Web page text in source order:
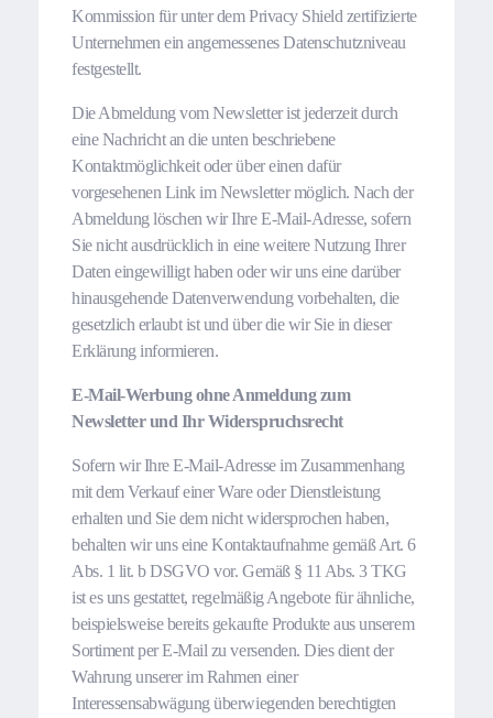
Kommission für unter dem Privacy Shield zertifizierte
Unternehmen ein angemessenes Datenschutzniveau
festgestellt.
Die Abmeldung vom Newsletter ist jederzeit durch
eine Nachricht an die unten beschriebene
Kontaktmöglichkeit oder über einen dafür
vorgesehenen Link im Newsletter möglich. Nach der
Abmeldung löschen wir Ihre E-Mail-Adresse, sofern
Sie nicht ausdrücklich in eine weitere Nutzung Ihrer
Daten eingewilligt haben oder wir uns eine darüber
hinausgehende Datenverwendung vorbehalten, die
gesetzlich erlaubt ist und über die wir Sie in dieser
Erklärung informieren.
E-Mail-Werbung ohne Anmeldung zum
Newsletter und Ihr Widerspruchsrecht
Sofern wir Ihre E-Mail-Adresse im Zusammenhang
mit dem Verkauf einer Ware oder Dienstleistung
erhalten und Sie dem nicht widersprochen haben,
behalten wir uns eine Kontaktaufnahme gemäß Art. 6
Abs. 1 lit. b DSGVO vor. Gemäß § 11 Abs. 3 TKG
ist es uns gestattet, regelmäßig Angebote für ähnliche,
beispielsweise bereits gekaufte Produkte aus unserem
Sortiment per E-Mail zu versenden. Dies dient der
Wahrung unserer im Rahmen einer
Interessensabwägung überwiegenden berechtigten